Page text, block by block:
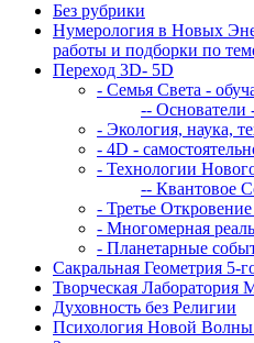
Без рубрики
Нумерология в Новых
работы и подборки по
Переход 3D- 5D
- Семья Света -
-- Основатели
- Экология, наука,
- 4D -
- Технологии
-- Квантовое
- Третье
- Многомерная
- Планетарные
Сакральная Геометрия 5-
Творческая Лаборатория
Духовность без Религии
Психология Новой